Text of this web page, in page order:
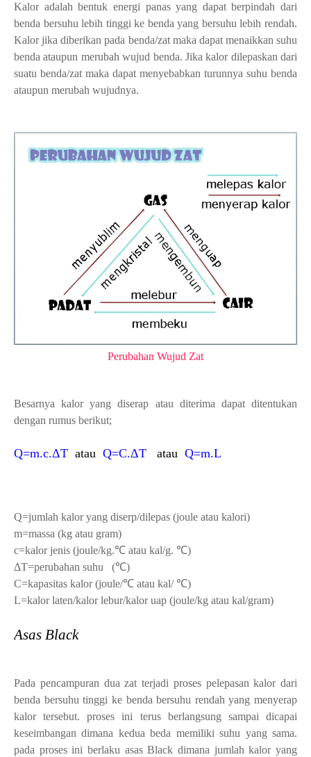
Kalor adalah bentuk energi panas yang dapat berpindah dari
benda bersuhu lebih tinggi ke benda yang bersuhu lebih rendah.
Kalor jika diberikan pada benda/zat maka dapat menaikkan suhu
benda ataupun merubah wujud benda. Jika kalor dilepaskan dari
suatu benda/zat maka dapat menyebabkan turunnya suhu benda
ataupun merubah wujudnya.
Perubahan Wujud Zat
Besarnya kalor yang diserap atau diterima dapat ditentukan
dengan rumus berikut;
Q=m.c.ΔT atau Q=C.ΔT atau Q=m.L
Q=jumlah kalor yang diserp/dilepas (joule atau kalori)
m=massa (kg atau gram)
c=kalor jenis (joule/kg.℃ atau kal/g. ℃)
ΔT=perubahan suhu
(℃)
C=kapasitas kalor (joule/℃ atau kal/℃)
L=kalor laten/kalor lebur/kalor uap (joule/kg atau kal/gram)
Asas Black
Pada pencampuran dua zat terjadi proses pelepasan kalor dari
benda bersuhu tinggi ke benda bersuhu rendah yang menyerap
kalor tersebut. proses ini terus berlangsung sampai dicapai
keseimbangan dimana kedua beda memiliki suhu yang sama.
pada proses ini berlaku asas Black dimana jumlah kalor yang